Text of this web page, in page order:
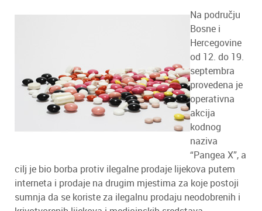
Na području
Bosne i
Hercegovine
od 12. do 19.
septembra
provedena je
operativna
akcija
kodnog
naziva
“Pangea X”, a
cilj je bio borba protiv ilegalne prodaje lijekova putem
interneta i prodaje na drugim mjestima za koje postoji
sumnja da se koriste za ilegalnu prodaju neodobrenih i